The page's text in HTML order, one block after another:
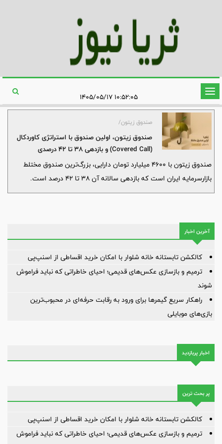
تغییر
وضعیت
صندوق زیتون/
صندوق زیتون، اولین صندوق با استراتژی کاورد‌کال
(Covered Call) و بازدهی ۳۸ تا ۴۲ درصدی
صندوق زیتون با ۴۶۰۰ میلیارد تومان دارایی، بزرگ‌ترین صندوق مختلط
بازار‌سرمایه ایران است که بازدهی سالانه‌ آن ۳۸ تا ۴۲ درصد است.
آخرین اخبار
کالکشن تابستانه خانه شلوار با امکان خرید اقساطی از اسنپ‌پی
ترمیم و بازسازی عکس‌های قدیمی؛ احیای خاطراتی که نباید فراموش
شوند
راهکار سریع گیمرها برای ورود به رقابت حرفه‌ای در محبوب‌ترین
بازی‌های موبایلی
اخبار پربازدید
پر بحث ترین
کالکشن تابستانه خانه شلوار با امکان خرید اقساطی از اسنپ‌پی
ترمیم و بازسازی عکس‌های قدیمی؛ احیای خاطراتی که نباید فراموش